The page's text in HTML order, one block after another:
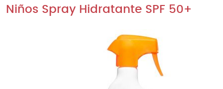
Niños Spray Hidratante SPF 50+